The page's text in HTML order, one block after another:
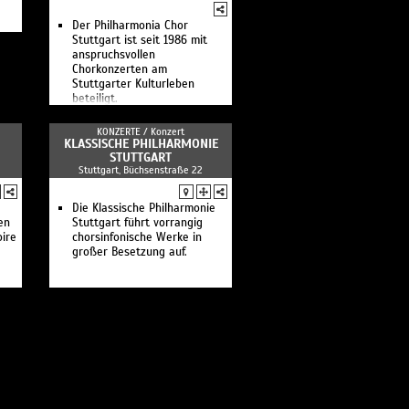
dirigiert Peter Tschaikowsky
Kammerkonzert: Werke von
Beethoven und Haydn
dirigiert Werke von
Beethoven, Strawinsky und
Strauss
Korngold und
Der Philharmonia Chor
Stuttgart ist seit 1986 mit
anspruchsvollen
Chorkonzerten am
Stuttgarter Kulturleben
beteiligt.
KONZERTE / Konzert
KLASSISCHE PHILHARMONIE
STUTTGART
Stuttgart, Büchsenstraße 22
Die Klassische Philharmonie
Stuttgart führt vorrangig
chorsinfonische Werke in
großer Besetzung auf.